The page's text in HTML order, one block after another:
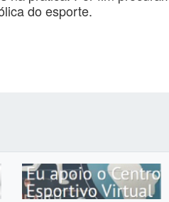
do esporte.